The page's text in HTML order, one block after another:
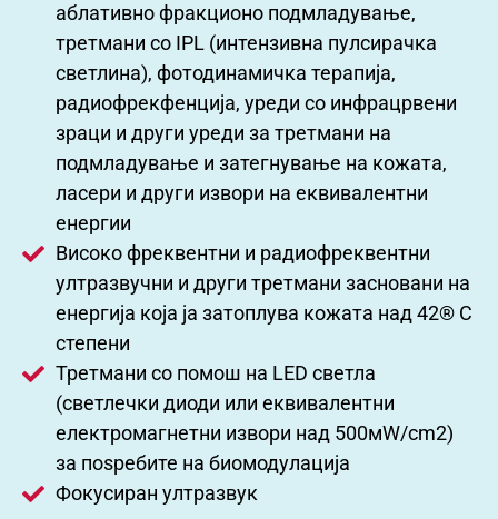
аблативно фракционо подмладување,
третмани со IPL (интензивна пулсирачка
светлина), фотодинамичка терапија,
радиофрекфенција, уреди со инфрацрвени
зраци и други уреди за третмани на
подмладување и затегнување на кожата,
ласери и други извори на еквивалентни
енергии
Високо фреквентни и радиофреквентни
ултразвучни и други третмани засновани на
енергија која ја затоплува кожата над 42® С
степени
Третмани со помош на LED светла
(светлечки диоди или еквивалентни
електромагнетни извори над 500мW/cm2)
за поѕребите на биомодулација
Фокусиран ултразвук